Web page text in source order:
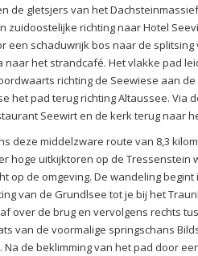
de gletsjers van het
zuidoostelijke richting naar Hotel
een schaduwrijk bos naar de splitsing
naar het strandcafé. Het vlakke pad
richting de Seewiese aan
het pad terug richting Altaussee. Via
Seewirt en de kerk terug naar
deze middelzware route van 8,3
hoge uitkijktoren op de Tressenstein
op de omgeving. De wandeling begint
van de Grundlsee tot je bij het
over de brug en vervolgens rechts
van de voormalige springschans
de beklimming van het pad door